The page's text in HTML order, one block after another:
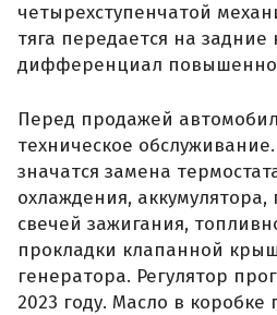
четырехступенчатой
тяга передается на задние
дифференциал
Перед продажей
техническое
значатся замена
охлаждения,
свечей зажигания,
прокладки клапанной
генератора. Регулятор
2023 году. Масло в коробке